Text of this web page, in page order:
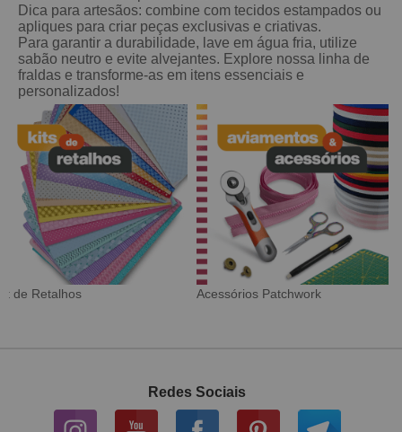
Dica para artesãos: combine com tecidos estampados ou
apliques para criar peças exclusivas e criativas.
Para garantir a durabilidade, lave em água fria, utilize
sabão neutro e evite alvejantes. Explore nossa linha de
fraldas e transforme-as em itens essenciais e
personalizados!
Tecido Digital
Redes Sociais